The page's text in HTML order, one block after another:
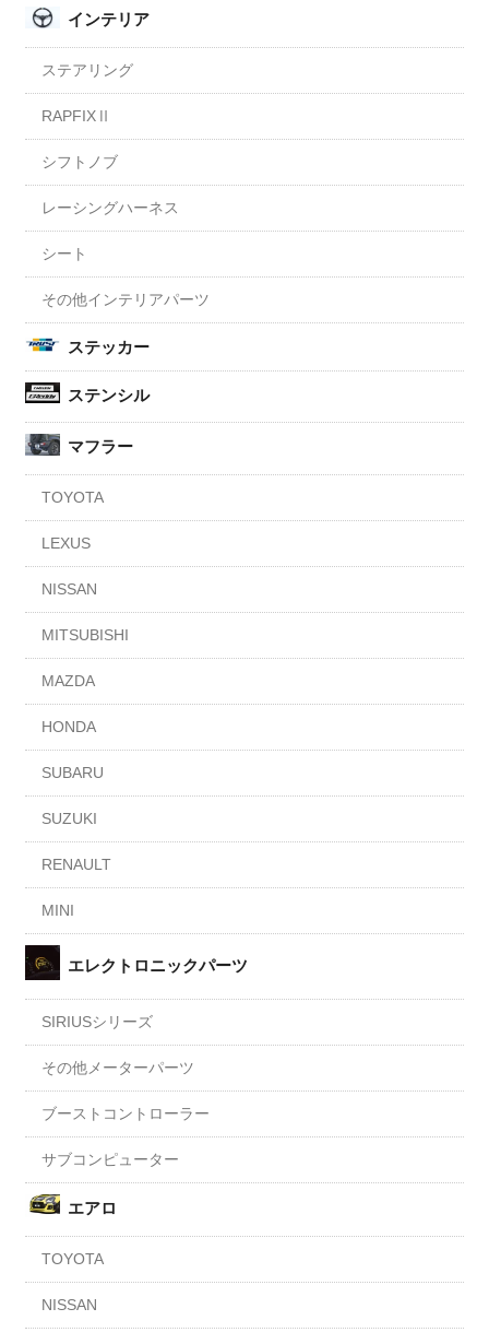
インテリア
ステアリング
RAPFIXⅡ
シフトノブ
レーシングハーネス
シート
その他インテリアパーツ
ステッカー
ステンシル
マフラー
TOYOTA
LEXUS
NISSAN
MITSUBISHI
MAZDA
HONDA
SUBARU
SUZUKI
RENAULT
MINI
エレクトロニックパーツ
SIRIUSシリーズ
その他メーターパーツ
ブーストコントローラー
サブコンピューター
エアロ
TOYOTA
NISSAN